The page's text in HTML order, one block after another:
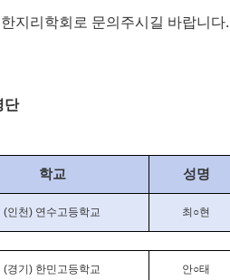
지리학회로 문의주시길 바랍니
단
학교 성명
(인천) 연수고등학교 최 ○현
(경기 ) 한민고등학교 안○태